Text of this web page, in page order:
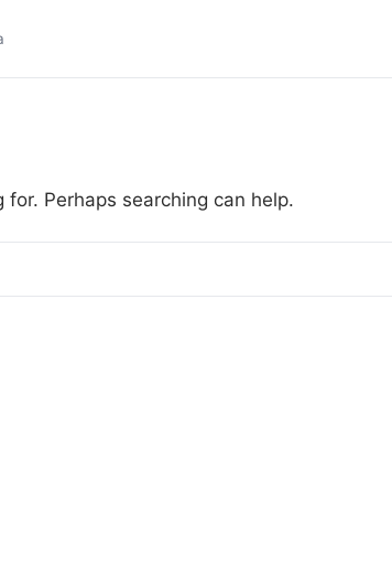
Perhaps searching can help.